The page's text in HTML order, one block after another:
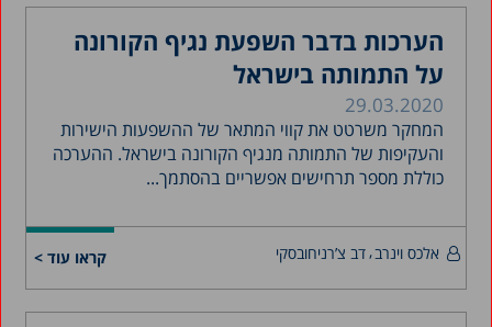
הערכות בדבר השפעת נגיף הקורונה
על התמותה בישראל
29.03.2020
המחקר משרטט את קווי המתאר של ההשפעות הישירות
והעקיפות של התמותה מנגיף הקורונה בישראל. ההערכה
כוללת מספר תרחישים אפשריים בהסתמך...
קראו עוד > אלכס וינרב דב צ’רניחובסקי